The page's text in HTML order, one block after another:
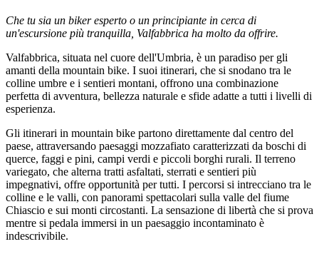
Che tu sia un biker esperto o un principiante in cerca di
un'escursione più tranquilla, Valfabbrica ha molto da offrire.
Valfabbrica, situata nel cuore dell'Umbria, è un paradiso per gli
amanti della mountain bike. I suoi itinerari, che si snodano tra le
colline umbre e i sentieri montani, offrono una combinazione
perfetta di avventura, bellezza naturale e sfide adatte a tutti i livelli di
esperienza.
Gli itinerari in mountain bike partono direttamente dal centro del
paese, attraversando paesaggi mozzafiato caratterizzati da boschi di
querce, faggi e pini, campi verdi e piccoli borghi rurali. Il terreno
variegato, che alterna tratti asfaltati, sterrati e sentieri più
impegnativi, offre opportunità per tutti. I percorsi si intrecciano tra le
colline e le valli, con panorami spettacolari sulla valle del fiume
Chiascio e sui monti circostanti. La sensazione di libertà che si prova
mentre si pedala immersi in un paesaggio incontaminato è
indescrivibile.